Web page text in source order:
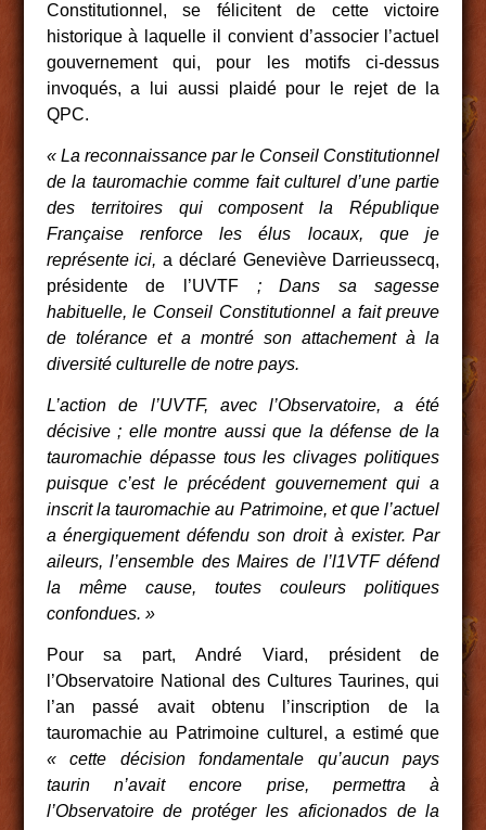
Constitutionnel, se félicitent de cette victoire
historique à laquelle il convient d’associer l’actuel
gouvernement qui, pour les motifs ci-dessus
invoqués, a lui aussi plaidé pour le rejet de la
QPC.
« La reconnaissance par le Conseil Constitutionnel
de la tauromachie comme fait culturel d’une partie
des territoires qui composent la République
Française renforce les élus locaux, que je
représente ici,a déclaré Geneviève Darrieussecq,
présidente de l’UVTF ; Dans sa sagesse
habituelle, le Conseil Constitutionnel a fait preuve
de tolérance et a montré son attachement à la
diversité culturelle de notre pays.
L’action de l’UVTF, avec l’Observatoire, a été
décisive ; elle montre aussi que la défense de la
tauromachie dépasse tous les clivages politiques
puisque c’est le précédent gouvernement qui a
inscrit la tauromachie au Patrimoine, et que l’actuel
a énergiquement défendu son droit à exister. Par
aileurs, l’ensemble des Maires de l’l1VTF défend
la même cause, toutes couleurs politiques
confondues. »
Pour sa part, André Viard, président de
l’Observatoire National des Cultures Taurines, qui
l’an passé avait obtenu l’inscription de la
tauromachie au Patrimoine culturel, a estimé que
« cette décision fondamentale qu’aucun pays
taurin n’avait encore prise, permettra à
l’Observatoire de protéger les aficionados de la